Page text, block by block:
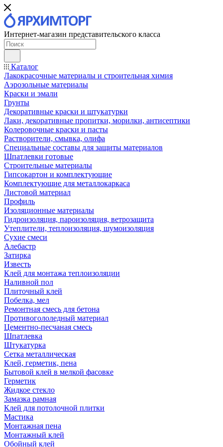
Интернет-магазин представительского класса
Каталог
Лакокрасочные материалы и строительная химия
Аэрозольные материалы
Краски и эмали
Грунты
Декоративные краски и штукатурки
Лаки, декоративные пропитки, морилки, антисептики
Колеровочные краски и пасты
Растворители, смывка, олифа
Специальные составы для защиты материалов
Шпатлевки готовые
Строительные материалы
Гипсокартон и комплектующие
Комплектующие для металлокаркаса
Листовой материал
Профиль
Изоляционные материалы
Гидроизоляция, пароизоляция, ветрозащита
Утеплители, теплоизоляция, шумоизоляция
Сухие смеси
Алебастр
Затирка
Известь
Клей для монтажа теплоизоляции
Наливной пол
Плиточный клей
Побелка, мел
Ремонтная смесь для бетона
Противогололедный материал
Цементно-песчаная смесь
Шпатлевка
Штукатурка
Сетка металлическая
Клей, герметик, пена
Бытовой клей в мелкой фасовке
Герметик
Жидкое стекло
Замазка рамная
Клей для потолочной плитки
Мастика
Монтажная пена
Монтажный клей
Обойный клей